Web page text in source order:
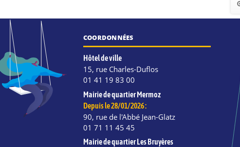
COORDONNÉES
Hôtel de ville
15, rue Charles-Duflos
01 41 19 83 00
Mairie de quartier Mermoz
Depuis le 28/01/2026 :
90, rue de l'Abbé Jean-Glatz
01 71 11 45 45
Mairie de quartier Les Bruyères